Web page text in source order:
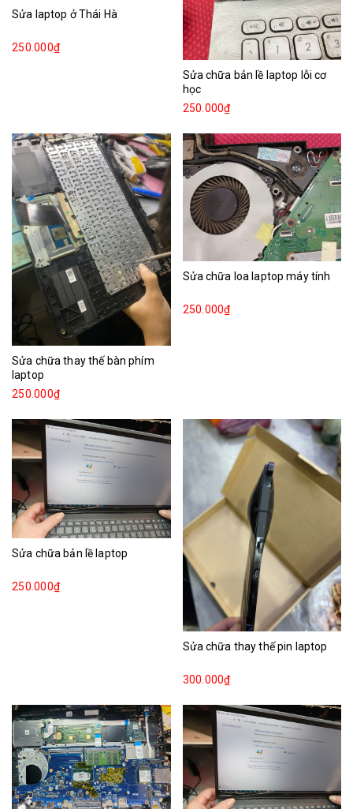
Sửa laptop ở Thái Hà
250.000₫
Sửa chữa bản lề laptop lỗi cơ
học
250.000₫
Sửa chữa thay thế bàn phím
laptop
250.000₫
Sửa chữa loa laptop máy tính
250.000₫
Sửa chữa bản lề laptop
250.000₫
Sửa chữa thay thế pin laptop
300.000₫